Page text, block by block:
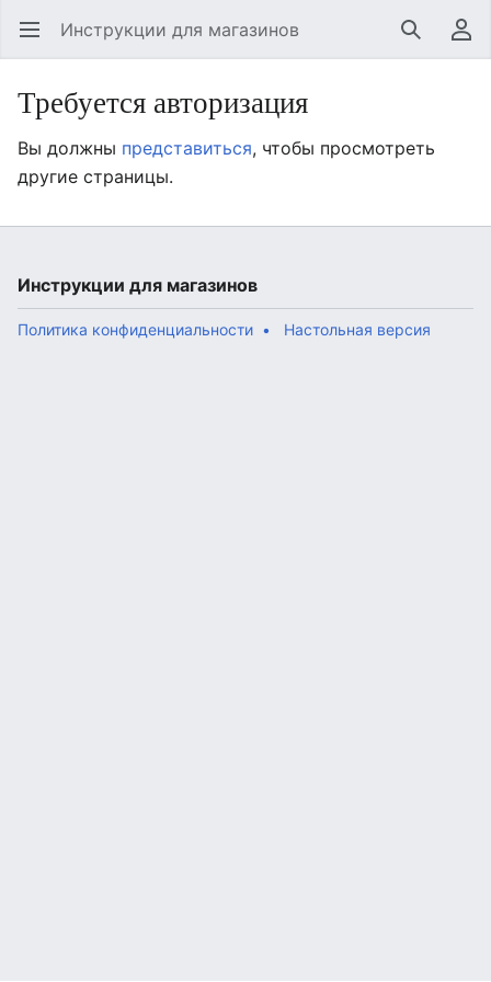
Открыть главное меню Инструкции для магазинов Найти Пользовательское меню
Требуется авторизация
Вы должны представиться, чтобы просмотреть
другие страницы.
Инструкции для магазинов
Политика конфиденциальности Настольная версия